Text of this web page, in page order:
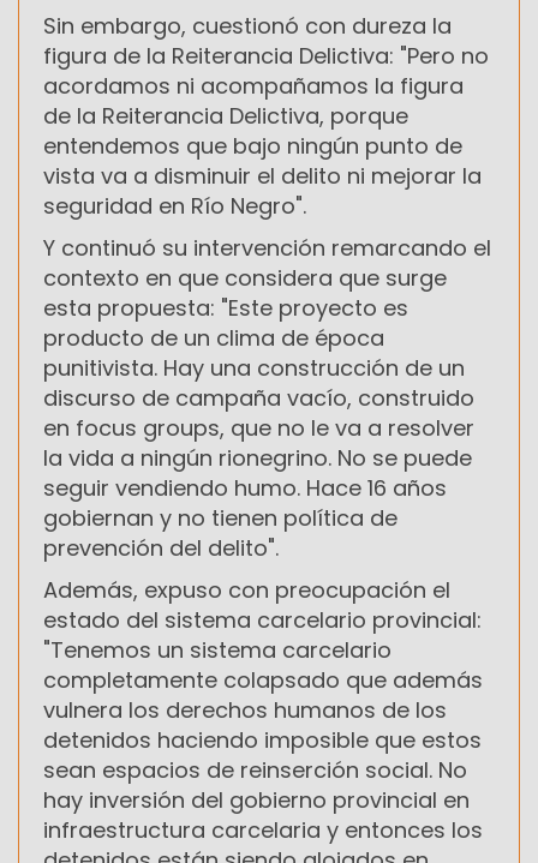
Sin embargo, cuestionó con dureza la
figura de la Reiterancia Delictiva: "Pero no
acordamos ni acompañamos la figura
de la Reiterancia Delictiva, porque
entendemos que bajo ningún punto de
vista va a disminuir el delito ni mejorar la
seguridad en Río Negro".
Y continuó su intervención remarcando el
contexto en que considera que surge
esta propuesta: "Este proyecto es
producto de un clima de época
punitivista. Hay una construcción de un
discurso de campaña vacío, construido
en focus groups, que no le va a resolver
la vida a ningún rionegrino. No se puede
seguir vendiendo humo. Hace 16 años
gobiernan y no tienen política de
prevención del delito".
Además, expuso con preocupación el
estado del sistema carcelario provincial:
"Tenemos un sistema carcelario
completamente colapsado que además
vulnera los derechos humanos de los
detenidos haciendo imposible que estos
sean espacios de reinserción social. No
hay inversión del gobierno provincial en
infraestructura carcelaria y entonces los